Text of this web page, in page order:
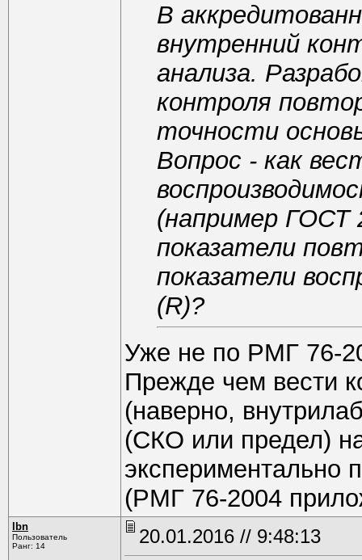
В
внутренний
анализа.
контроля
точности
Вопрос - как
(например ГОСТ
показатели
показатели
(R)?
Уже не по РМГ 76-
Прежде чем вести
(наверно,
(СКО или предел)
(РМГ 76-2004
lbn
Пользователь
Ранг: 14
20.01.2016 // 9:48:13